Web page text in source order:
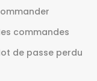
commandes
de passe perdu